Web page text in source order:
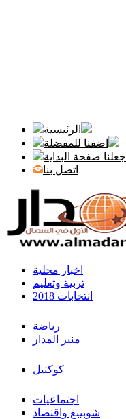
الرئيسية
اضفنا للمفضلة
اجعلنا صفحة البداية
اتصل بنا
اخبار محلية
تربية وتعليم
انتخابات 2018
رياضة
منبر المدار
كوكتيل
اجتماعيات
شوبينغ واقتصاد